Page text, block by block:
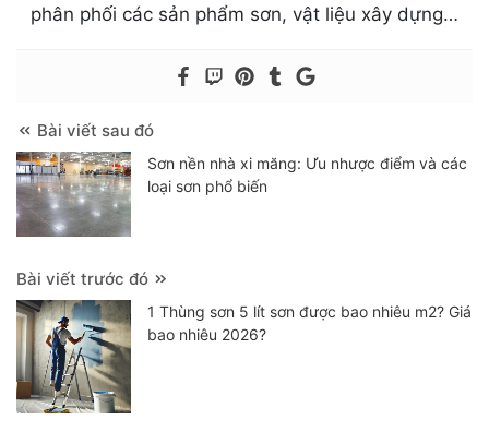
phân phối các sản phẩm sơn, vật liệu xây dựng…
Bài viết sau đó
Sơn nền nhà xi măng: Ưu nhược điểm và các
loại sơn phổ biến
Bài viết trước đó
1 Thùng sơn 5 lít sơn được bao nhiêu m2? Giá
bao nhiêu 2026?